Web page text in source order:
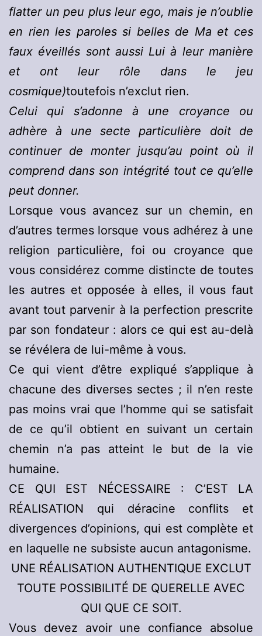
flatter un peu plus leur ego, mais je n’oublie
en rien les paroles si belles de Ma et ces
faux éveillés sont aussi Lui à leur manière
et ont leur rôle dans le jeu
cosmique)toutefois n’exclut rien.
Celui qui s’adonne à une croyance ou
adhère à une secte particulière doit de
continuer de monter jusqu’au point où il
comprend dans son intégrité tout ce qu’elle
peut donner.
Lorsque vous avancez sur un chemin, en
d’autres termes lorsque vous adhérez à une
religion particulière, foi ou croyance que
vous considérez comme distincte de toutes
les autres et opposée à elles, il vous faut
avant tout parvenir à la perfection prescrite
par son fondateur : alors ce qui est au-delà
se révélera de lui-même à vous.
Ce qui vient d’être expliqué s’applique à
chacune des diverses sectes ; il n’en reste
pas moins vrai que l’homme qui se satisfait
de ce qu’il obtient en suivant un certain
chemin n’a pas atteint le but de la vie
humaine.
CE QUI EST NÉCESSAIRE : C’EST LA
RÉALISATION qui déracine conflits et
divergences d’opinions, qui est complète et
en laquelle ne subsiste aucun antagonisme.
UNE RÉALISATION AUTHENTIQUE EXCLUT
TOUTE POSSIBILITÉ DE QUERELLE AVEC
QUI QUE CE SOIT.
Vous devez avoir une confiance absolue